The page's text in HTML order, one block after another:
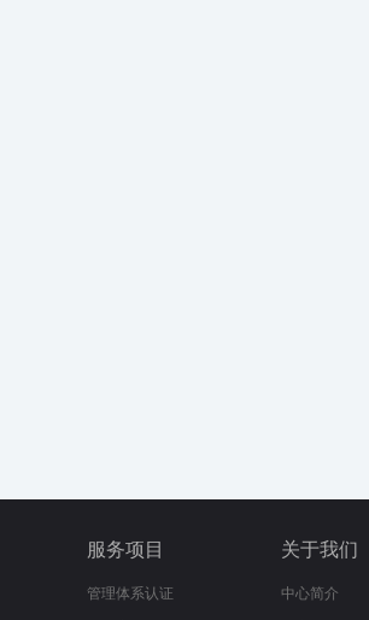
服务项目
管理体系认证
关于我们
中心简介